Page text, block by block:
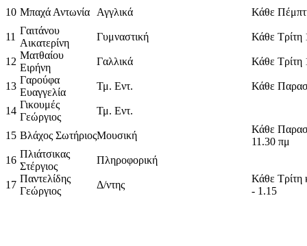
10 Μπαχά Αντωνία Αγγλικά Κάθε
11
Γαιτάνου
Αικατερίνη
Γυμναστική Κάθε Τρίτη
12
Ματθαίου
Ειρήνη
Γαλλικά Κάθε Τρίτη
13
Γαρούφα
Ευαγγελία
Τμ. Εντ. Κάθε
14
Γικουμές
Γεώργιος
Τμ. Εντ.
15 Βλάχος ΣωτήριοςΜουσική
Κάθε
11.30 πμ
16
Πλιάτσικας
Στέργιος
Πληροφορική
17
Παντελίδης
Γεώργιος
Δ/ντης
Κάθε Τρίτη
- 1.15